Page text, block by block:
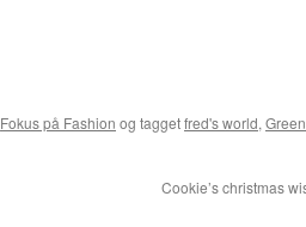
Fokus på Fashion og taggetfred's world,
Cookie’s christmas